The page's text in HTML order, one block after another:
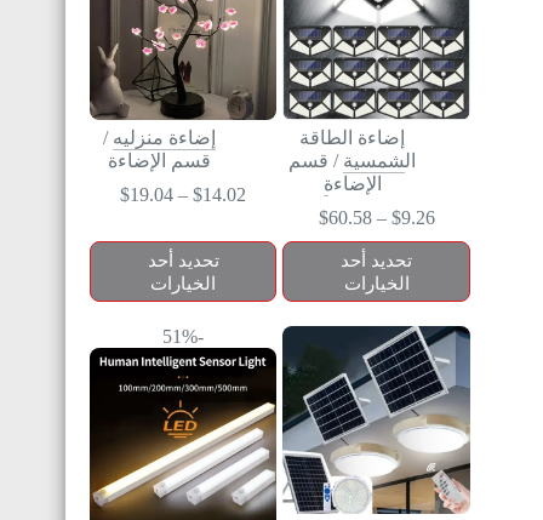
إضاءة الطاقة
الشمسية / قسم
الإضاءة
$9.26
–
$60.58
تحديد أحد
الخيارات
إضاءة منزليه /
قسم الإضاءة
$14.02
–
$19.04
تحديد أحد
الخيارات
-51%